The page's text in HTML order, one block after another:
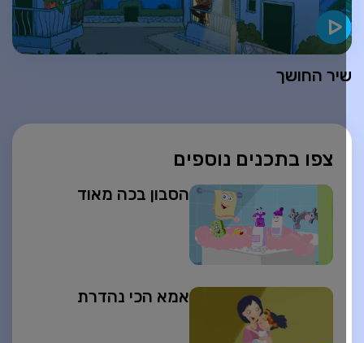
צפו בתכנים נוספים
הסבון בכה מאוד
אמא הכי נהדרת
החושך